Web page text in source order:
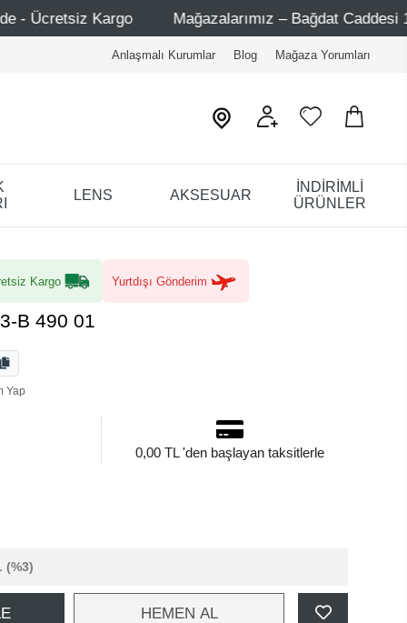
Mağazalarımız – Bağdat Caddesi 1 - Bağdat Caddesi
Anlaşmalı Kurumlar Blog Mağaza Yorumları
LENS AKSESUAR
İNDİRİMLİ
ÜRÜNLER
Kargo Yurtdışı Gönderim
B 490 01
Yap
0,00 TL 'den başlayan taksitlerle
(%3)
HEMEN AL